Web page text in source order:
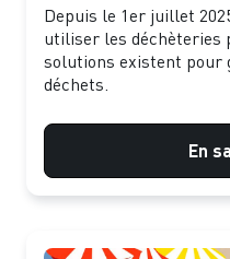
Depuis le 1er juillet
utiliser les déchèteries
solutions existent pour
déchets.
En